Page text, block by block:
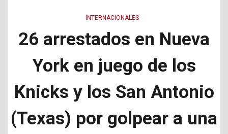
INTERNACIONALES
26 arrestados en Nueva
York en juego de los
Knicks y los San Antonio
(Texas) por golpear a una